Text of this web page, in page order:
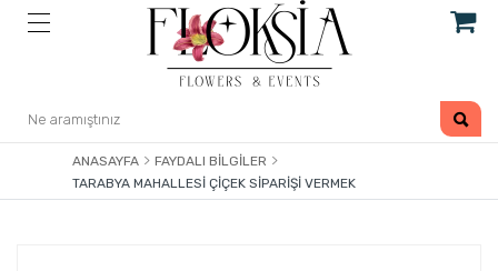
ANASAYFA
FAYDALI BILGILER
TARABYA MAHALLESI ÇIÇEK SIPARIŞI VERMEK